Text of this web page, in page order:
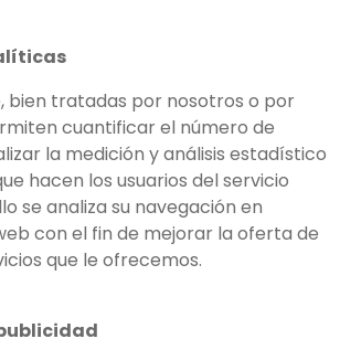
bien tratadas por nosotros o por
cuantificar el número de
la medición y análisis estadístico
hacen los usuarios del servicio
se analiza su navegación en
con el fin de mejorar la oferta de
que le ofrecemos.